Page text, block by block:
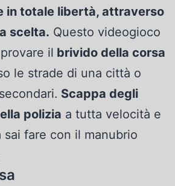
in totale libertà, attraverso
scelta. Questo videogioco
il brivido della corsa
le strade di una città o
Scappa degli
polizia a tutta velocità e
fare con il manubrio